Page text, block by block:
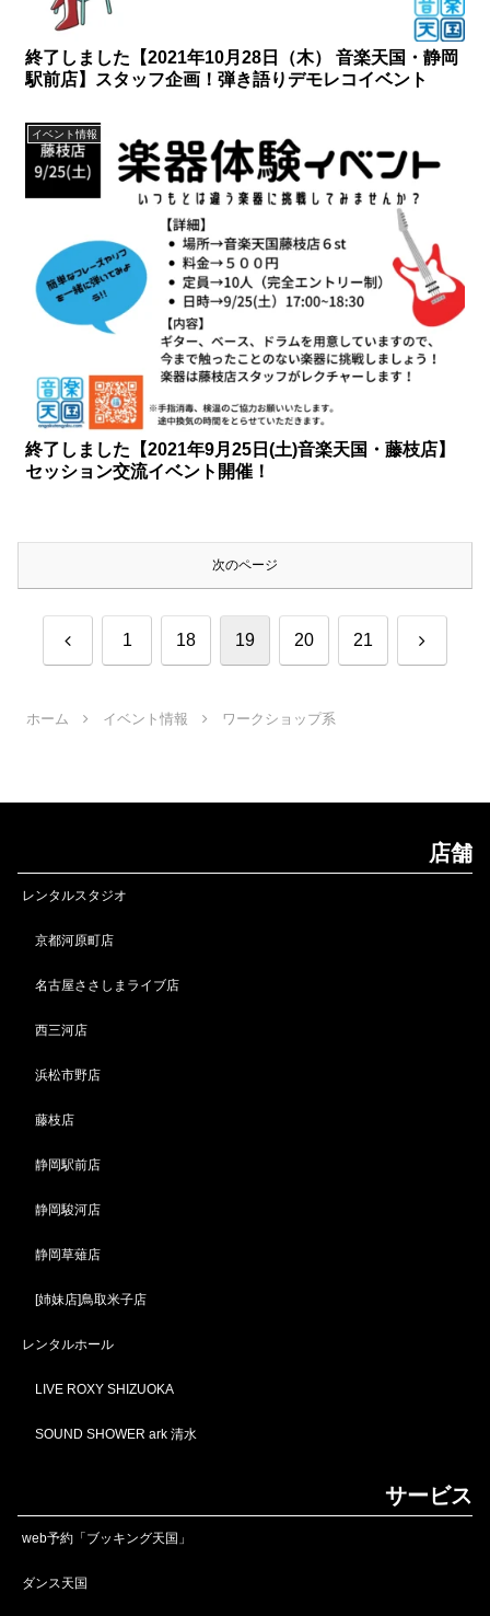
終了しました【2021年10月28日（木） 音楽天国・静岡
駅前店】スタッフ企画！弾き語りデモレコイベント
イベント情報
終了しました【2021年9月25日(土)音楽天国・藤枝店】
セッション交流イベント開催！
次のページ
前 1 18 19 20 21 次
ホーム イベント情報 ワークショップ系
店舗
レンタルスタジオ
京都河原町店
名古屋ささしまライブ店
西三河店
浜松市野店
藤枝店
静岡駅前店
静岡駿河店
静岡草薙店
[姉妹店]鳥取米子店
レンタルホール
LIVE ROXY SHIZUOKA
SOUND SHOWER ark 清水
サービス
web予約「ブッキング天国」
ダンス天国